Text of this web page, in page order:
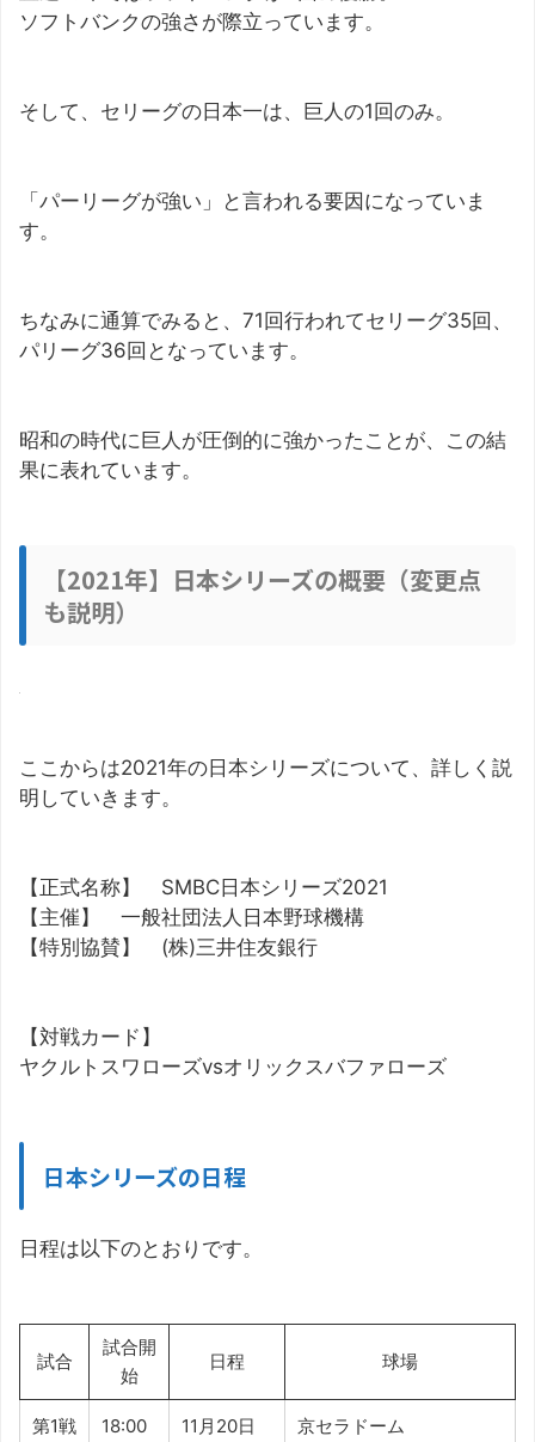
ソフトバンクの強さが際立っています。
そして、セリーグの日本一は、巨人の1回のみ。
「パーリーグが強い」と言われる要因になっていま
す。
ちなみに通算でみると、71回行われてセリーグ35回、
パリーグ36回となっています。
昭和の時代に巨人が圧倒的に強かったことが、この結
果に表れています。
【2021年】日本シリーズの概要（変更点
も説明）
ここからは2021年の日本シリーズについて、詳しく説
明していきます。
【正式名称】 SMBC日本シリーズ2021
【主催】 一般社団法人日本野球機構
【特別協賛】 (株)三井住友銀行
【対戦カード】
ヤクルトスワローズvsオリックスバファローズ
日本シリーズの日程
日程は以下のとおりです。
試合
試合開
始
日程 球場
第1戦 18:00
11月20日
京セラドーム